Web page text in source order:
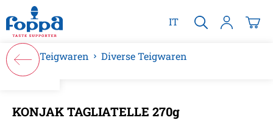
springen
IT
Teigwaren Diverse Teigwaren
KONJAK TAGLIATELLE 270g